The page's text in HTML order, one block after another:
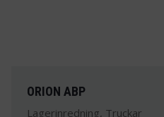
ORION ABP
Lagerinredning, Truckar